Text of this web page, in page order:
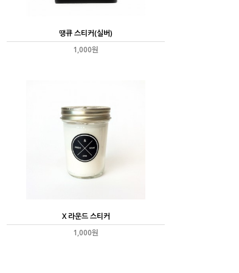
땡큐 스티커(실버)
1,000원
X 라운드 스티커
1,000원